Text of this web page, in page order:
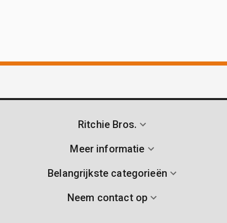
Ritchie Bros.
Meer informatie
Belangrijkste categorieën
Neem contact op